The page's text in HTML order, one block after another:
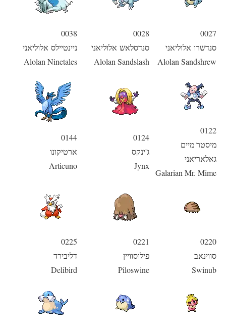
0027
סנדשרו אלוליאני
Alolan Sandshrew
0028
סנדסלאש אלוליאני
Alolan Sandslash
0038
ניינטיילס אלוליאני
Alolan Ninetales
0122
מיסטר מיים
גאלאריאני
Galarian Mr. Mime
0124
ג'ינקס
Jynx
0144
ארטיקונו
Articuno
0220
סווינאב
Swinub
0221
פילוסוויין
Piloswine
0225
דליבירד
Delibird